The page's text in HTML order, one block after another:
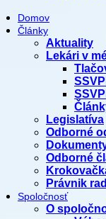
Domov
Články
Aktuality
Lekári v
Legislatíva
Odborné
Odborné
Právnik
Spoločnosť
O